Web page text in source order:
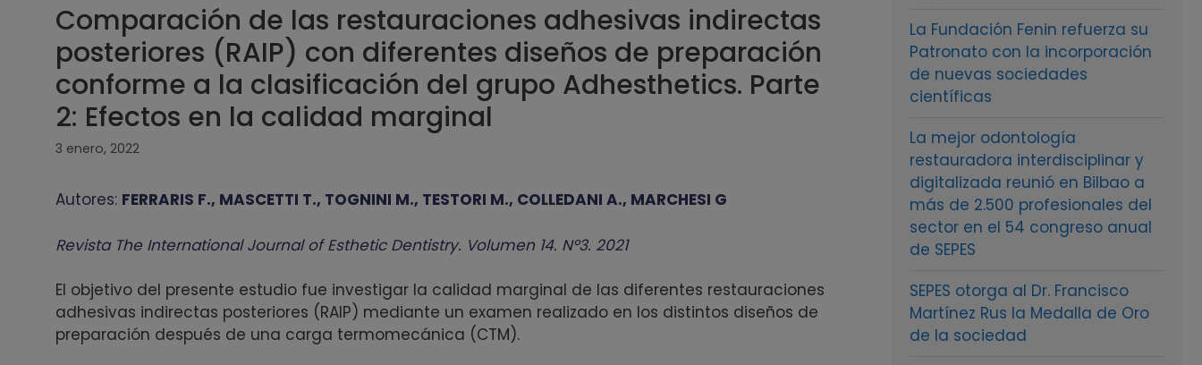
Comparación de las restauraciones adhesivas indirectas
posteriores (RAIP) con diferentes diseños de preparación
conforme a la clasificación del grupo Adhesthetics. Parte
2: Efectos en la calidad marginal
3 enero, 2022
Autores: FERRARIS F., MASCETTI T., TOGNINI M., TESTORI M., COLLEDANI A., MARCHESI G
Revista The International Journal of Esthetic Dentistry. Volumen 14. Nº3. 2021
El objetivo del presente estudio fue investigar la calidad marginal de las diferentes restauraciones
adhesivas indirectas posteriores (RAIP) mediante un examen realizado en los distintos diseños de
preparación después de una carga termomecánica (CTM).
La Fundación Fenin refuerza su
Patronato con la incorporación
de nuevas sociedades
científicas
La mejor odontología
restauradora interdisciplinar y
digitalizada reunió en Bilbao a
más de 2.500 profesionales del
sector en el 54 congreso anual
de SEPES
SEPES otorga al Dr. Francisco
Martínez Rus la Medalla de Oro
de la sociedad